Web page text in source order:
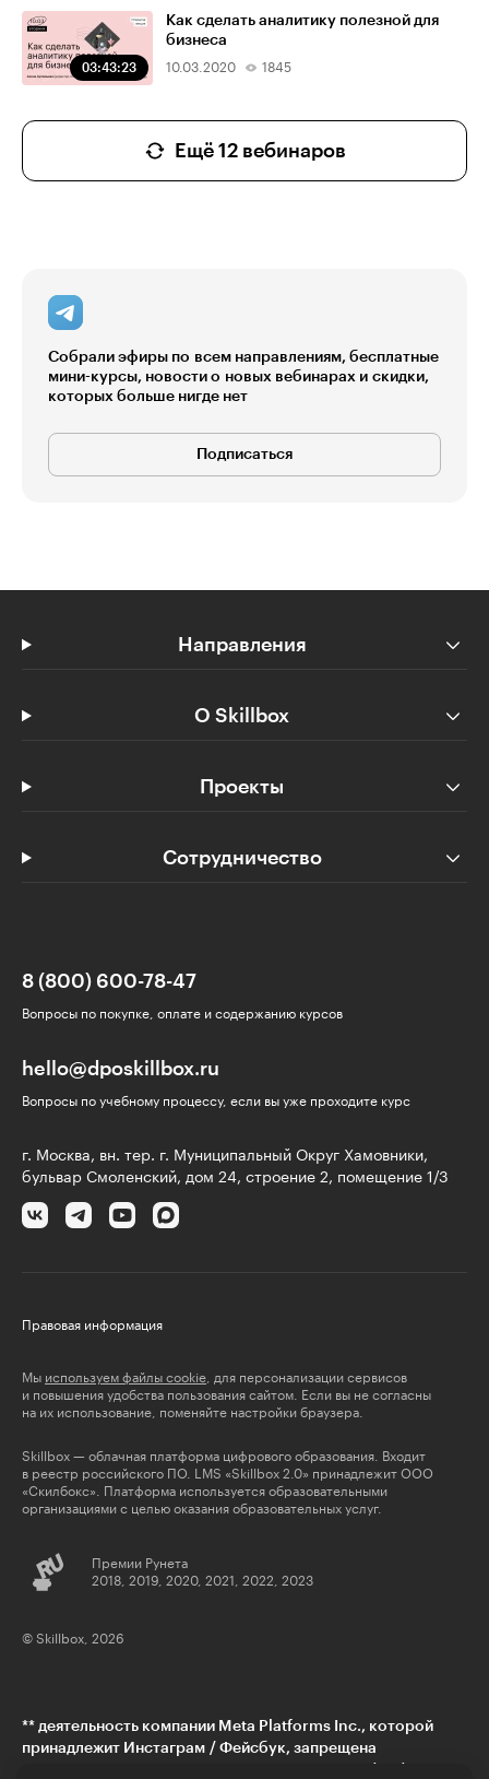
03:43:23
Как сделать аналитику полезной для
бизнеса
10.03.2020 1845
Ещё 12 вебинаров
Собрали эфиры по всем направлениям, бесплатные
мини-курсы, новости о новых вебинарах и скидки,
которых больше нигде нет
Подписаться
Направления
О Skillbox
Проекты
Сотрудничество
8 (800) 600-78-47
Вопросы по покупке, оплате и содержанию курсов
hello@dposkillbox.ru
Вопросы по учебному процессу, если вы уже проходите курс
г. Москва, вн. тер. г. Муниципальный Округ Хамовники,
бульвар Смоленский, дом 24, строение 2, помещение 1/3
Правовая информация
Мы используем файлы cookie , для персонализации сервисов
и повышения удобства пользования сайтом. Если вы не согласны
на их использование, поменяйте настройки браузера.
Skillbox — облачная платформа цифрового образования. Входит
в реестр российского ПО. LMS «Skillbox 2.0» принадлежит ООО
«Скилбокс». Платформа используется образовательными
организациями с целью оказания образовательных услуг.
Премии Рунета
2018, 2019, 2020, 2021, 2022, 2023
© Skillbox, 2026
** деятельность компании Meta Platforms Inc., которой
принадлежит Инстаграм / Фейсбук, запрещена